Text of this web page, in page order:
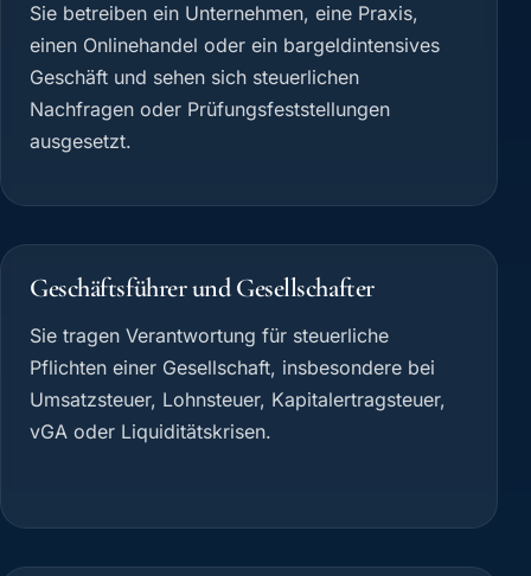
Sie betreiben ein Unternehmen, eine Praxis,
einen Onlinehandel oder ein bargeldintensives
Geschäft und sehen sich steuerlichen
Nachfragen oder Prüfungsfeststellungen
ausgesetzt.
Geschäftsführer und Gesellschafter
Sie tragen Verantwortung für steuerliche
Pflichten einer Gesellschaft, insbesondere bei
Umsatzsteuer, Lohnsteuer, Kapitalertragsteuer,
vGA oder Liquiditätskrisen.